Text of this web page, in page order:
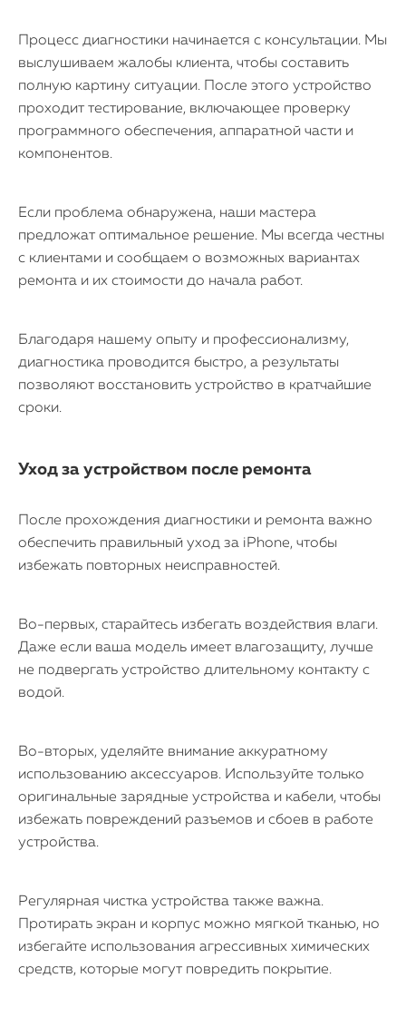
О нас
Контакты
Статьи
Процесс диагностики начинается с консультации. Мы
выслушиваем жалобы клиента, чтобы составить
полную картину ситуации. После этого устройство
проходит тестирование, включающее проверку
программного обеспечения, аппаратной части и
компонентов.
Если проблема обнаружена, наши мастера
предложат оптимальное решение. Мы всегда честны
с клиентами и сообщаем о возможных вариантах
ремонта и их стоимости до начала работ.
Благодаря нашему опыту и профессионализму,
диагностика проводится быстро, а результаты
позволяют восстановить устройство в кратчайшие
сроки.
Уход за устройством после ремонта
После прохождения диагностики и ремонта важно
обеспечить правильный уход за iPhone, чтобы
избежать повторных неисправностей.
Во-первых, старайтесь избегать воздействия влаги.
Даже если ваша модель имеет влагозащиту, лучше
не подвергать устройство длительному контакту с
водой.
Во-вторых, уделяйте внимание аккуратному
использованию аксессуаров. Используйте только
оригинальные зарядные устройства и кабели, чтобы
избежать повреждений разъемов и сбоев в работе
устройства.
Регулярная чистка устройства также важна.
Протирать экран и корпус можно мягкой тканью, но
избегайте использования агрессивных химических
средств, которые могут повредить покрытие.